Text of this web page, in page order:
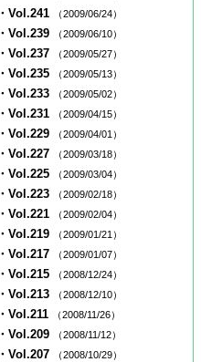
・Vol.241 （2009/06/24）
・Vol.239 （2009/06/10）
・Vol.237 （2009/05/27）
・Vol.235 （2009/05/13）
・Vol.233 （2009/05/02）
・Vol.231 （2009/04/15）
・Vol.229 （2009/04/01）
・Vol.227 （2009/03/18）
・Vol.225 （2009/03/04）
・Vol.223 （2009/02/18）
・Vol.221 （2009/02/04）
・Vol.219 （2009/01/21）
・Vol.217 （2009/01/07）
・Vol.215 （2008/12/24）
・Vol.213 （2008/12/10）
・Vol.211 （2008/11/26）
・Vol.209 （2008/11/12）
・Vol.207 （2008/10/29）